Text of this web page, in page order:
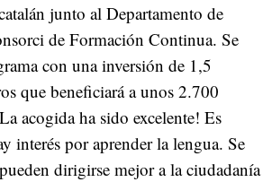
junto al Departamento de
de Formación Continua. Se
con una inversión de 1,5
que beneficiará a unos 2.700
acogida ha sido excelente! Es
interés por aprender la lengua. Se
dirigirse mejor a la ciudadanía